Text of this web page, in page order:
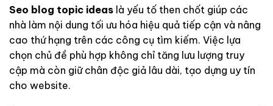
Seo blog topic ideas là yếu tố then chốt giúp các
nhà làm nội dung tối ưu hóa hiệu quả tiếp cận và nâng
cao thứ hạng trên các công cụ tìm kiếm. Việc lựa
chọn chủ đề phù hợp không chỉ tăng lưu lượng truy
cập mà còn giữ chân độc giả lâu dài, tạo dựng uy tín
cho website.